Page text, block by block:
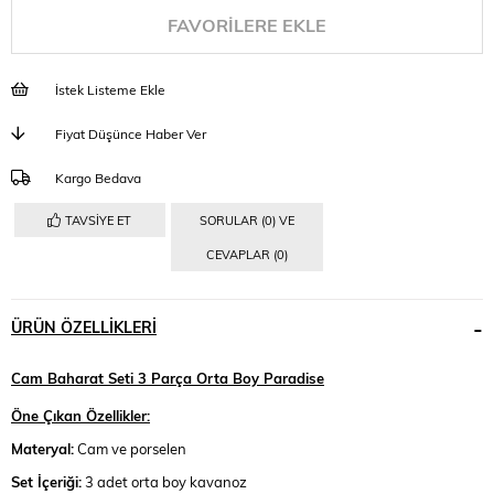
FAVORILERE EKLE
İstek Listeme Ekle
Fiyat Düşünce Haber Ver
Kargo Bedava
TAVSIYE ET SORULAR (0) VE
CEVAPLAR (0)
ÜRÜN ÖZELLIKLERI
Cam Baharat Seti 3 Parça Orta Boy Paradise
Öne Çıkan Özellikler:
Materyal:Cam ve porselen
Set İçeriği:3 adet orta boy kavanoz